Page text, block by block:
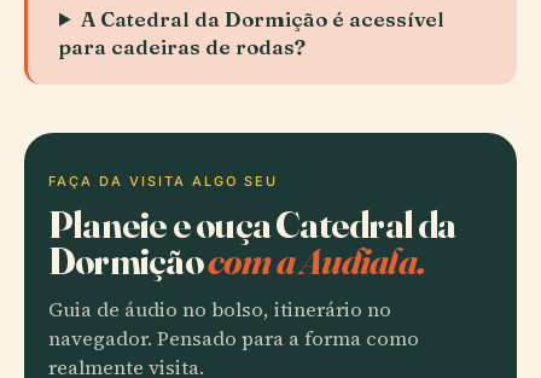
A Catedral da Dormição é acessível
para cadeiras de rodas?
FAÇA DA VISITA ALGO SEU
Planeie e ouça Catedral da
Dormiçãocom a Audiala.
Guia de áudio no bolso, itinerário no
navegador. Pensado para a forma como
realmente visita.